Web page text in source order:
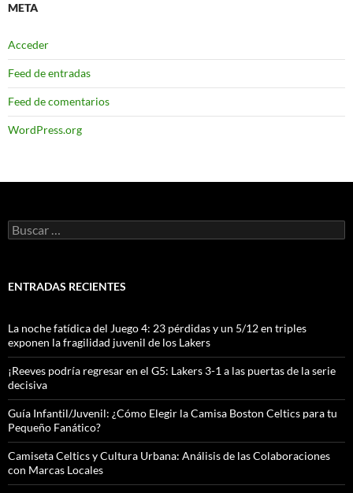
META
Acceder
Feed de entradas
Feed de comentarios
WordPress.org
Buscar:
ENTRADAS RECIENTES
La noche fatídica del Juego 4: 23 pérdidas y un 5/12 en triples
exponen la fragilidad juvenil de los Lakers
¡Reeves podría regresar en el G5: Lakers 3-1 a las puertas de la serie
decisiva
Guía Infantil/Juvenil: ¿Cómo Elegir la Camisa Boston Celtics para tu
Pequeño Fanático?
Camiseta Celtics y Cultura Urbana: Análisis de las Colaboraciones
con Marcas Locales